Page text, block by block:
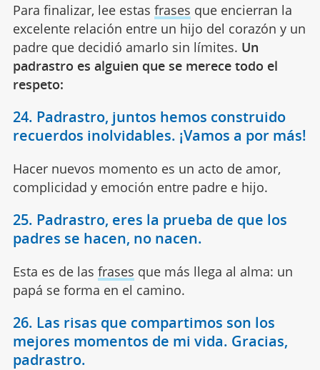
Para finalizar, lee estas frases que encierran la
excelente relación entre un hijo del corazón y un
padre que decidió amarlo sin límites. Un
padrastro es alguien que se merece todo el
respeto:
24. Padrastro, juntos hemos construido
recuerdos inolvidables. ¡Vamos a por más!
Hacer nuevos momento es un acto de amor,
complicidad y emoción entre padre e hijo.
25. Padrastro, eres la prueba de que los
padres se hacen, no nacen.
Esta es de las frases que más llega al alma: un
papá se forma en el camino.
26. Las risas que compartimos son los
mejores momentos de mi vida. Gracias,
padrastro.